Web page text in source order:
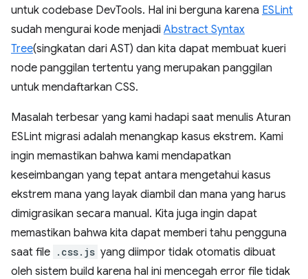
untuk codebase DevTools. Hal ini berguna karena ESLint
sudah mengurai kode menjadi Abstract Syntax
Tree(singkatan dari AST) dan kita dapat membuat kueri
node panggilan tertentu yang merupakan panggilan
untuk mendaftarkan CSS.
Masalah terbesar yang kami hadapi saat menulis Aturan
ESLint migrasi adalah menangkap kasus ekstrem. Kami
ingin memastikan bahwa kami mendapatkan
keseimbangan yang tepat antara mengetahui kasus
ekstrem mana yang layak diambil dan mana yang harus
dimigrasikan secara manual. Kita juga ingin dapat
memastikan bahwa kita dapat memberi tahu pengguna
saat file .css.js yang diimpor tidak otomatis dibuat
oleh sistem build karena hal ini mencegah error file tidak